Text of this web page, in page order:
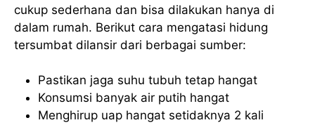
cukup sederhana dan bisa dilakukan hanya di
dalam rumah. Berikut cara mengatasi hidung
tersumbat dilansir dari berbagai sumber:
Pastikan jaga suhu tubuh tetap hangat
Konsumsi banyak air putih hangat
Menghirup uap hangat setidaknya 2 kali